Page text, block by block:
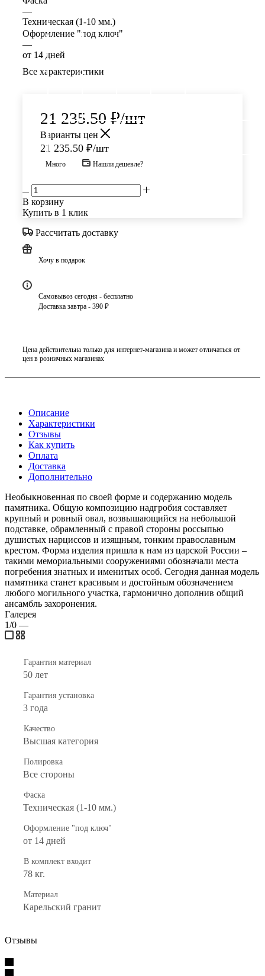
—
Техническая (1-10 мм.)
Оформление "под ключ"
—
от 14 дней
Все характеристики
21 235.50 ₽/шт
Варианты цен
21 235.50 ₽/шт
Много Нашли дешевле?
В корзину
Купить в 1 клик
Рассчитать доставку
Хочу в подарок
Самовывоз сегодня - бесплатно
Доставка завтра - 390 ₽
Цена действительна только для интернет-магазина и может отличаться от
цен в розничных магазинах
Описание
Характеристики
Отзывы
Как купить
Оплата
Доставка
Дополнительно
Необыкновенная по своей форме и содержанию модель
памятника. Общую композицию надгробия составляет
крупный и ровный овал, возвышающийся на небольшой
подставке, обрамленный с правой стороны россыпью
душистых нарциссов и изящным, тонким православным
крестом. Форма изделия пришла к нам из царской России –
такими мемориальными сооружениями обозначали места
погребения знатных и именитых особ. Сегодня данная модель
памятника станет красивым и достойным обозначением
любого могильного участка, гармонично дополнив общий
ансамбль захоронения.
Галерея
1/0 —
Гарантия материал
50 лет
Гарантия установка
3 года
Качество
Высшая категория
Полировка
Все стороны
Фаска
Техническая (1-10 мм.)
Оформление "под ключ"
от 14 дней
В комплект входит
78 кг.
Материал
Карельский гранит
Отзывы